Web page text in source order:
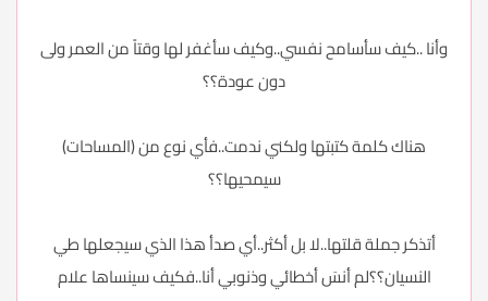
وأنا ..كيف سأسامح نفسي..وكيف سأغفر لها وقتاً من العمر ولى
دون عودة؟؟
هناك كلمة كتبتها ولكني ندمت..فأي نوع من (المساحات)
سيمحيها؟؟
أتذكر جملة قلتها..لا بل أكثر..أي صدأ هذا الذي سيجعلها طي
النسيان؟؟لم أنسَ أخطائي وذنوبي أنا..فكيف سينساها علام